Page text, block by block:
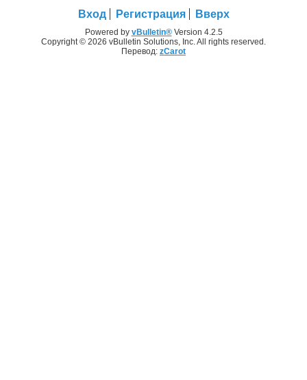
Вход Регистрация Вверх
Powered by vBulletin®Version 4.2.5
Copyright © 2026 vBulletin Solutions, Inc. All rights reserved.
Перевод: zCarot